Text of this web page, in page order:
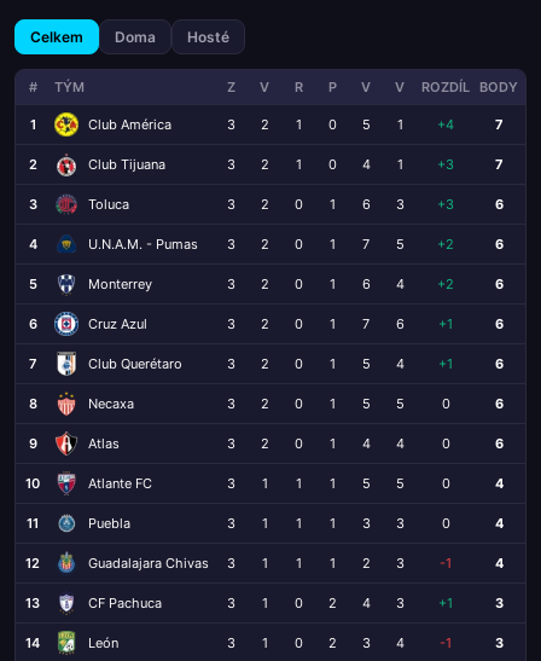
Celkem Doma Hosté
# TÝM Z V R P V V ROZDÍL BODY
1 Club América 3 2 1 0 5 1 +4 7
2 Club Tijuana 3 2 1 0 4 1 +3 7
3 Toluca 3 2 0 1 6 3 +3 6
4 U.N.A.M. - Pumas 3 2 0 1 7 5 +2 6
5 Monterrey 3 2 0 1 6 4 +2 6
6 Cruz Azul 3 2 0 1 7 6 +1 6
7 Club Querétaro 3 2 0 1 5 4 +1 6
8 Necaxa 3 2 0 1 5 5 0 6
9 Atlas 3 2 0 1 4 4 0 6
10 Atlante FC 3 1 1 1 5 5 0 4
11 Puebla 3 1 1 1 3 3 0 4
12 Guadalajara Chivas 3 1 1 1 2 3 -1 4
13 CF Pachuca 3 1 0 2 4 3 +1 3
14 León 3 1 0 2 3 4 -1 3